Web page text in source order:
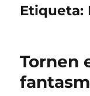
Etiqueta:
Tornen